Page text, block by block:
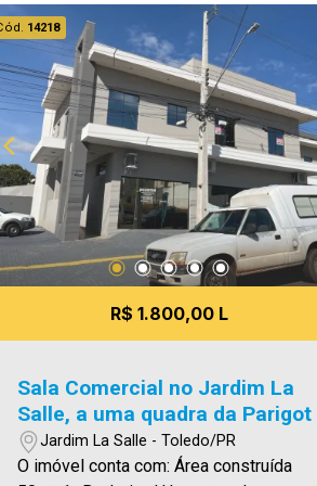
armários - 01 vaga de garagem coberta
Será cobrado FCI - Fundo de
Conservação do Imóvel - equivalente a
6% do valor do aluguel * verifique
detalhes sobre o FCI no menu
LOCAÇÃO em nosso site. O valor do
Condomínio bem como a taxa de
mudança informados estão sujeitos a
alteração sem prévio aviso, e varia de
acordo com o custo de administração e
gastos do condomínio. Aproveite essa
oportunidade! A hora de encontrar o seu
novo lar É AGORA! Imobiliária Ativa,
14218
R$ 1.800,00 L
Sala Comercial no Jardim La
Salle, a uma quadra da Parigot
Jardim La Salle - Toledo/PR
O imóvel conta com: Área construída